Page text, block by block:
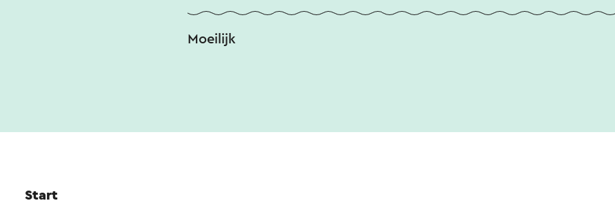
Moeilijk
Start